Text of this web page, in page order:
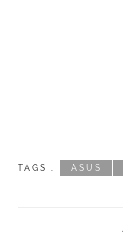
TAGS : ASUS